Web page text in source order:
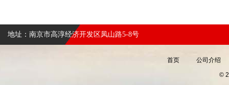
地址：南京市高淳经济开发区凤山路5-8号
首页 公司介绍
©